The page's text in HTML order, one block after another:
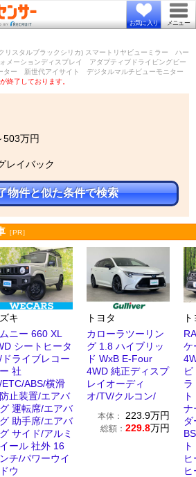
お気に入り メニュー
リスタルブラックシリカ) スマートリヤビューミラー ハー
メーションディスプレイ アダプティブドライビングビー
ー 新世代アイサイト デジタルマルチビューモニター
終了しております。
503万円
レイバック
物件と似た条件で検索
［PR］
キ
ニー 660 XL
シートヒータ
ドライブレコー
社
ETC/ABS/横滑
止装置/エアバ
運転席/エアバ
助手席/エアバ
サイド/アルミ
ール 社外 16
チ/パワーウイ
ウ
トヨタ
カローラツーリン
グ 1.8 ハイブリッ
ド WxB E-Four
4WD 純正ディスプ
レイオーディ
オ/TV/クルコン/
本体： 223.9万円
総額： 229.8万円
ケ
ナ